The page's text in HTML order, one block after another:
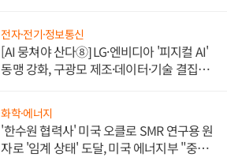
전자·전기·정보통신
[AI 뭉쳐야 산다⑧] LG·엔비디아 '피지컬 AI'
동맹 강화, 구광모 제조·데이터·기술 결집
화학·에너지
'한수원 협력사' 미국 오클로 SMR 연구용 원
자로 '임계 상태' 도달, 미국 에너지부 "중요